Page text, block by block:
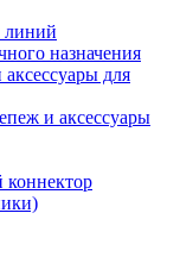
линий
назначения
для
и аксессуары